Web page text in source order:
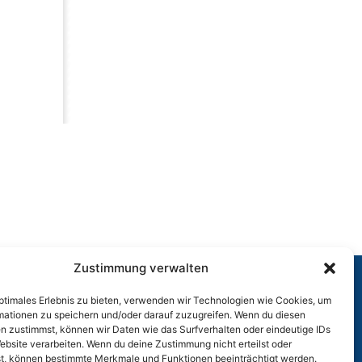
Zustimmung verwalten
Erlebnis zu bieten, verwenden wir Technologien wie Cookies, um
zu speichern und/oder darauf zuzugreifen. Wenn du diesen
zustimmst, können wir Daten wie das Surfverhalten oder eindeutige IDs
verarbeiten. Wenn du deine Zustimmung nicht erteilst oder
können bestimmte Merkmale und Funktionen beeinträchtigt werden.